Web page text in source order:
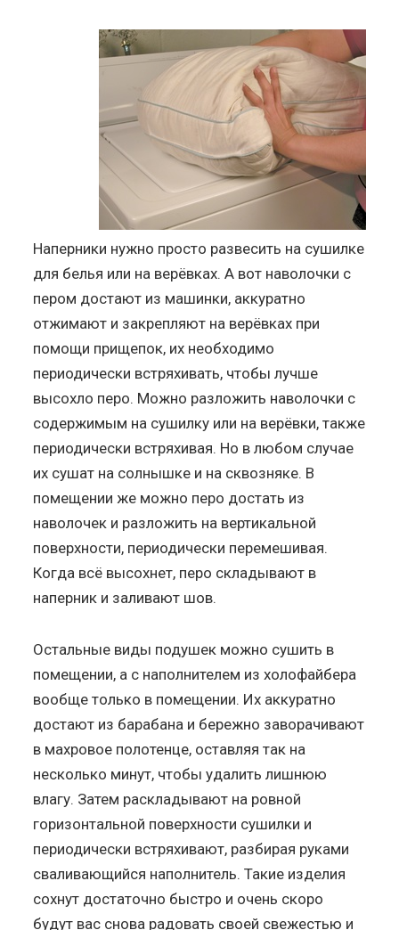
Наперники нужно просто развесить на сушилке
для белья или на верёвках. А вот наволочки с
пером достают из машинки, аккуратно
отжимают и закрепляют на верёвках при
помощи прищепок, их необходимо
периодически встряхивать, чтобы лучше
высохло перо. Можно разложить наволочки с
содержимым на сушилку или на верёвки, также
периодически встряхивая. Но в любом случае
их сушат на солнышке и на сквозняке. В
помещении же можно перо достать из
наволочек и разложить на вертикальной
поверхности, периодически перемешивая.
Когда всё высохнет, перо складывают в
наперник и заливают шов.
Остальные виды подушек можно сушить в
помещении, а с наполнителем из холофайбера
вообще только в помещении. Их аккуратно
достают из барабана и бережно заворачивают
в махровое полотенце, оставляя так на
несколько минут, чтобы удалить лишнюю
влагу. Затем раскладывают на ровной
горизонтальной поверхности сушилки и
периодически встряхивают, разбирая руками
сваливающийся наполнитель. Такие изделия
сохнут достаточно быстро и очень скоро
будут вас снова радовать своей свежестью и